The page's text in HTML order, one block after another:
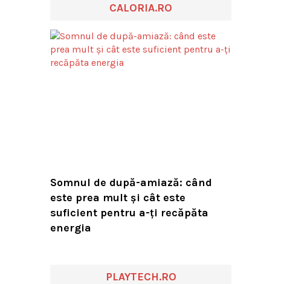
CALORIA.RO
Somnul de după-amiază: când
este prea mult și cât este
suficient pentru a-ți recăpăta
energia
PLAYTECH.RO